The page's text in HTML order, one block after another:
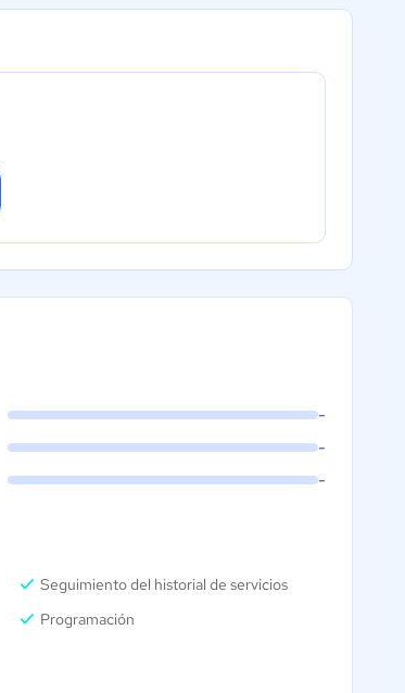
-
-
-
Seguimiento del historial de servicios
Programación